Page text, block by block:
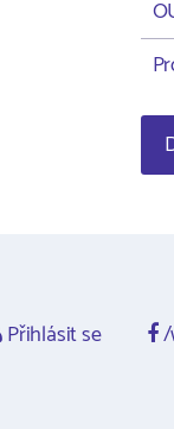
Přihlásit se /